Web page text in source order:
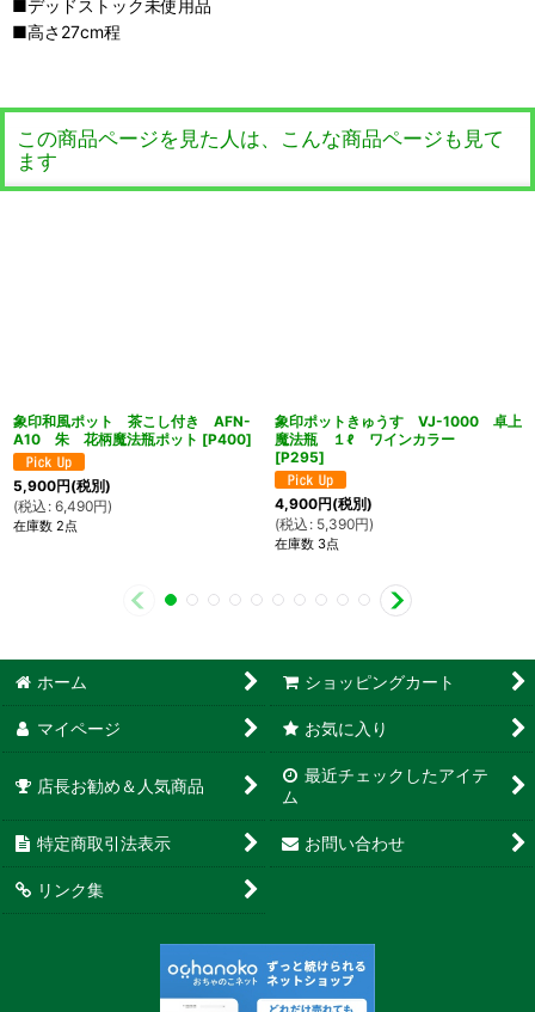
■デッドストック未使用品
■高さ27cm程
この商品ページを見た人は、こんな商品ページも見て
ます
象印和風ポット 茶こし付き AFN-
A10 朱 花柄魔法瓶ポット [P400]
5,900円(税別)
(税込 : 6,490円)
在庫数 2点
象印ポットきゅうす VJ-1000 卓上
魔法瓶 １ℓ ワインカラー
[P295]
4,900円(税別)
(税込 : 5,390円)
在庫数 3点
ホーム ショッピングカート
マイページ お気に入り
店長お勧め＆人気商品
最近チェックしたアイテ
ム
特定商取引法表示 お問い合わせ
リンク集